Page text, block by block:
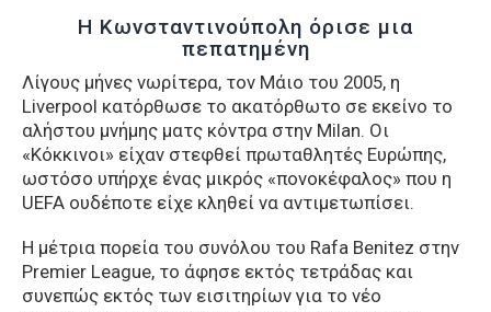
H Κωνσταντινούπολη όρισε μια
πεπατημένη
Λίγους μήνες νωρίτερα, τον Μάιο του 2005, η
Liverpool κατόρθωσε το ακατόρθωτο σε εκείνο το
αλήστου μνήμης ματς κόντρα στην Milan. Οι
«Κόκκινοι» είχαν στεφθεί πρωταθλητές Ευρώπης,
ωστόσο υπήρχε ένας μικρός «πονοκέφαλος» που η
UEFA ουδέποτε είχε κληθεί να αντιμετωπίσει.
Η μέτρια πορεία του συνόλου του Rafa Benitez στην
Premier League, το άφησε εκτός τετράδας και
συνεπώς εκτός των εισιτηρίων για το νέο